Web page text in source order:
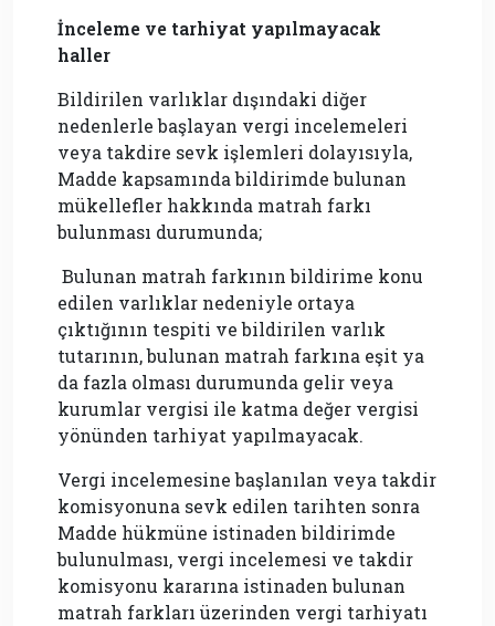
İnceleme ve tarhiyat yapılmayacak
haller
Bildirilen varlıklar dışındaki diğer
nedenlerle başlayan vergi incelemeleri
veya takdire sevk işlemleri dolayısıyla,
Madde kapsamında bildirimde bulunan
mükellefler hakkında matrah farkı
bulunması durumunda;
Bulunan matrah farkının bildirime konu
edilen varlıklar nedeniyle ortaya
çıktığının tespiti ve bildirilen varlık
tutarının, bulunan matrah farkına eşit ya
da fazla olması durumunda gelir veya
kurumlar vergisi ile katma değer vergisi
yönünden tarhiyat yapılmayacak.
Vergi incelemesine başlanılan veya takdir
komisyonuna sevk edilen tarihten sonra
Madde hükmüne istinaden bildirimde
bulunulması, vergi incelemesi ve takdir
komisyonu kararına istinaden bulunan
matrah farkları üzerinden vergi tarhiyatı